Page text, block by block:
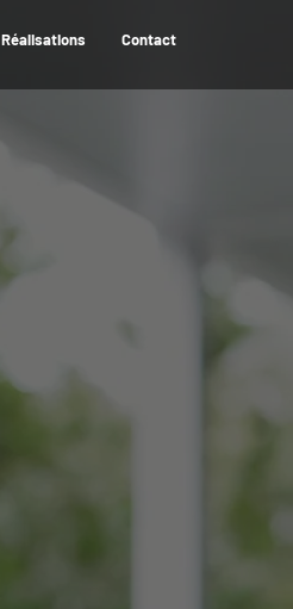
Réalisations Contact